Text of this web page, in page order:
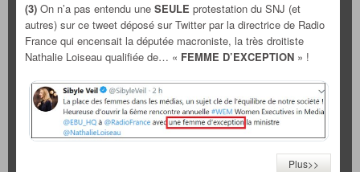
(3) On n’a pas entendu une SEULE protestation du SNJ (et
autres) sur ce tweet déposé sur Twitter par la directrice de Radio
France qui encensait la députée macroniste, la très droitiste
Nathalie Loiseau qualifiée de… « FEMME D’EXCEPTION » !
Plus>>